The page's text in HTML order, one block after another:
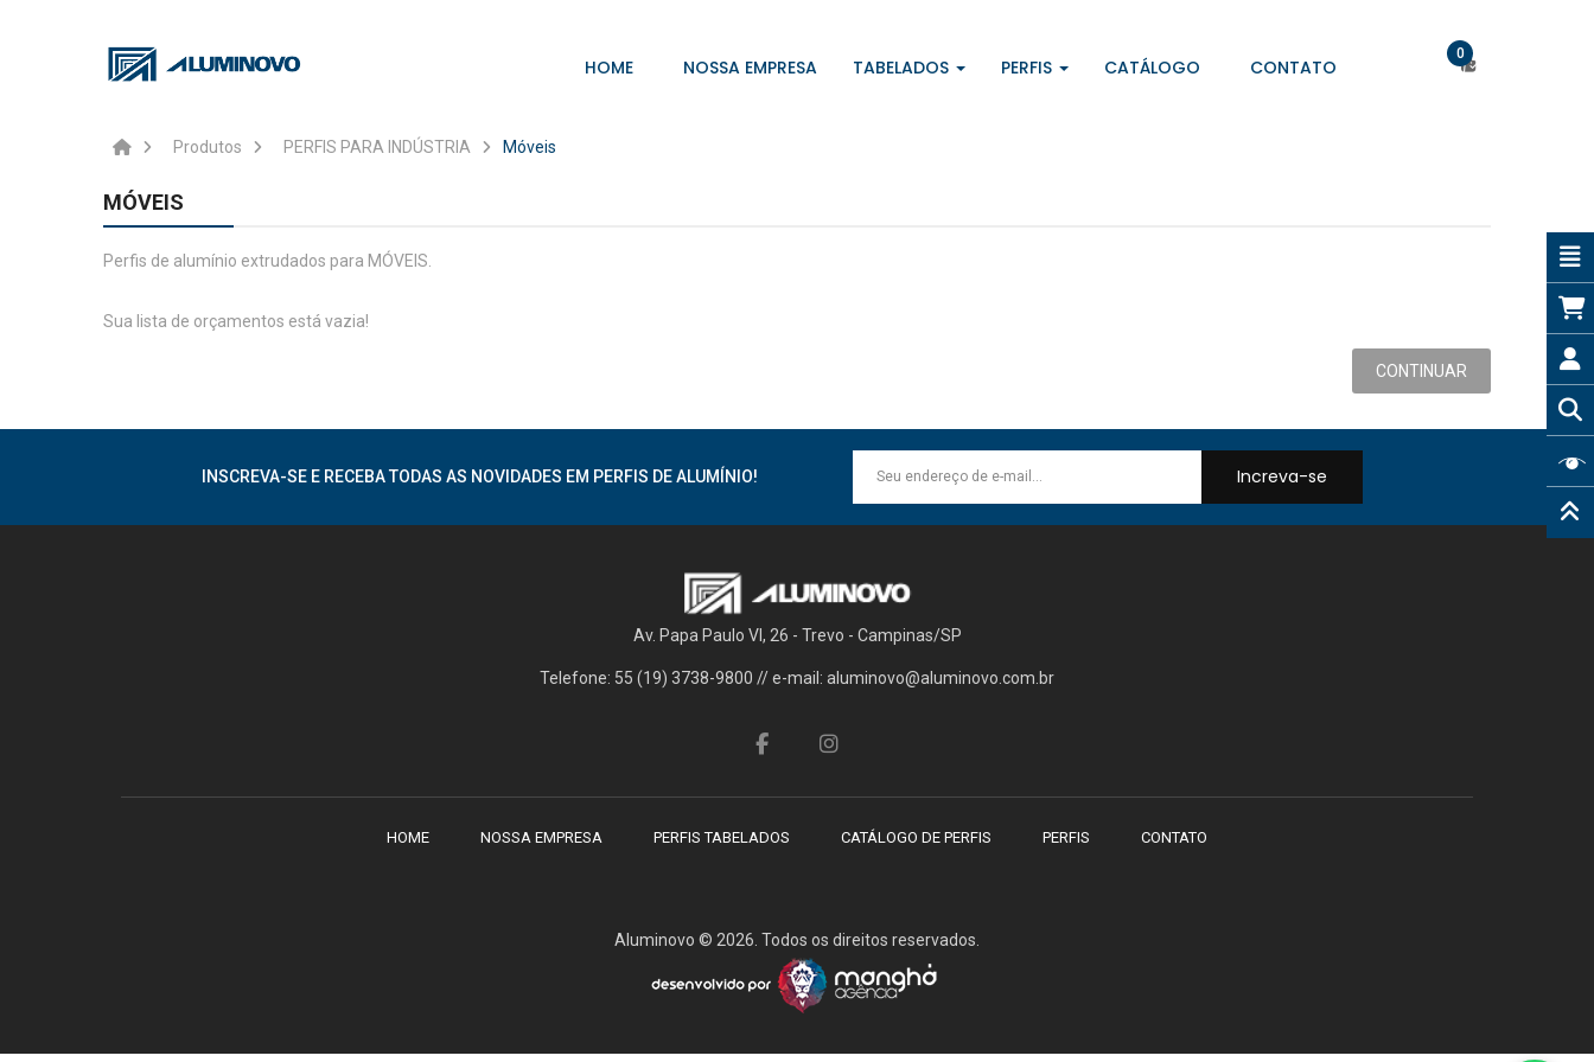
HOME NOSSA EMPRESA TABELADOS PERFIS CATÁLOGO CONTATO
0
Produtos PERFIS PARA INDÚSTRIA Móveis
MÓVEIS
Perfis de alumínio extrudados para MÓVEIS.
Sua lista de orçamentos está vazia!
CONTINUAR
INSCREVA-SE E RECEBA TODAS AS NOVIDADES EM PERFIS DE ALUMÍNIO! Increva-se
Av. Papa Paulo VI, 26 - Trevo - Campinas/SP
Telefone: 55 (19) 3738-9800 // e-mail: aluminovo@aluminovo.com.br
HOME NOSSA EMPRESA PERFIS TABELADOS CATÁLOGO DE PERFIS PERFIS CONTATO
Aluminovo © 2026. Todos os direitos reservados.